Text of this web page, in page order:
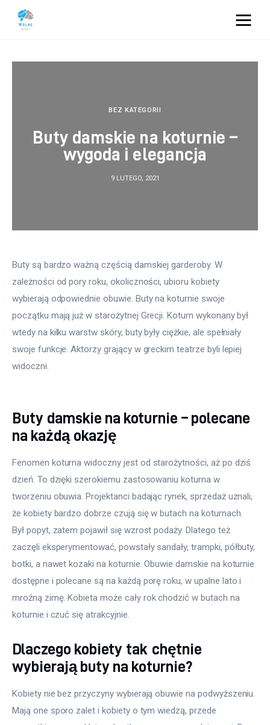
Dom i ogród
Więcej
BEZ KATEGORII
Buty damskie na koturnie –
wygoda i elegancja
9 LUTEGO, 2021
Buty są bardzo ważną częścią damskiej garderoby. W
zależności od pory roku, okoliczności, ubioru kobiety
wybierają odpowiednie obuwie. Buty na koturnie swoje
początku mają już w starożytnej Grecji. Koturn wykonany był
wtedy na kilku warstw skóry, buty były ciężkie, ale spełniały
swoje funkcje. Aktorzy grający w greckim teatrze byli lepiej
widoczni.
Buty damskie na koturnie – polecane
na każdą okazję
Fenomen koturna widoczny jest od starożytności, aż po dziś
dzień. To dzięki szerokiemu zastosowaniu koturna w
tworzeniu obuwia. Projektanci badając rynek, sprzedaż uznali,
że kobiety bardzo dobrze czują się w butach na koturnach.
Był popyt, zatem pojawił się wzrost podaży. Dlatego też
zaczęli eksperymentować, powstały sandały, trampki, półbuty,
botki, a nawet kozaki na koturnie. Obuwie damskie na koturnie
dostępne i polecane są na każdą porę roku, w upalne lato i
mroźną zimę. Kobieta może cały rok chodzić w butach na
koturnie i czuć się atrakcyjnie.
Dlaczego kobiety tak chętnie
wybierają buty na koturnie?
Kobiety nie bez przyczyny wybierają obuwie na podwyższeniu.
Mają one sporo zalet i kobiety o tym wiedzą, przede